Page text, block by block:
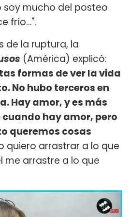
soy mucho del posteo
frío...".
de la ruptura, la
(América) explicó:
formas de ver la vida
No hubo terceros en
Hay amor, y es más
hay amor, pero
queremos cosas
quiero arrastrar a lo que
me arrastre a lo que